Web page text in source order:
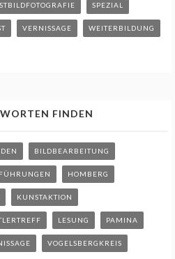
SPEZIAL
VERNISSAGE WEITERBILDUNG
FINDEN
BILDBEARBEITUNG
FÜHRUNGEN HOMBERG
KUNSTAKTION
LESUNG PAMINA
VOGELSBERGKREIS